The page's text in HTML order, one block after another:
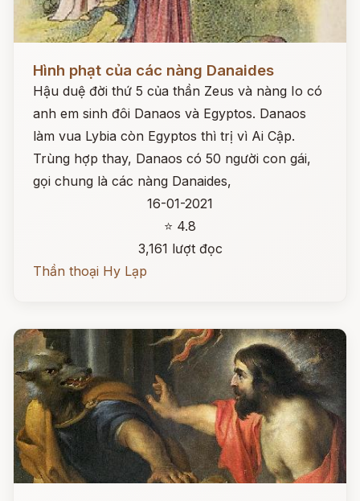
Hình phạt của các nàng Danaides
Hậu duệ đời thứ 5 của thần Zeus và nàng Io có
anh em sinh đôi Danaos và Egyptos. Danaos
làm vua Lybia còn Egyptos thì trị vì Ai Cập.
Trùng hợp thay, Danaos có 50 người con gái,
gọi chung là các nàng Danaides,
16-01-2021
⭐ 4.8
3,161 lượt đọc
Thần thoại Hy Lạp